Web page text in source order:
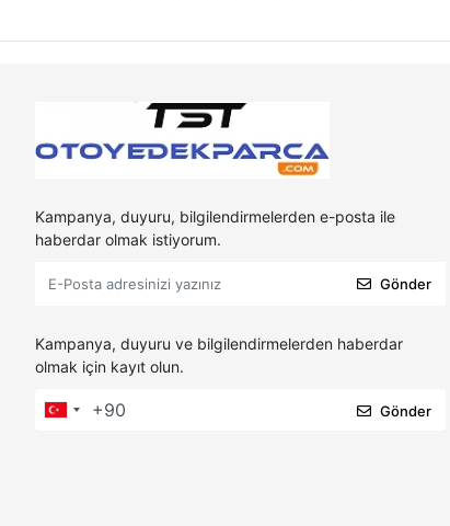
Kampanya, duyuru, bilgilendirmelerden e-posta ile
haberdar olmak istiyorum.
Gönder
Kampanya, duyuru ve bilgilendirmelerden haberdar
olmak için kayıt olun.
Gönder